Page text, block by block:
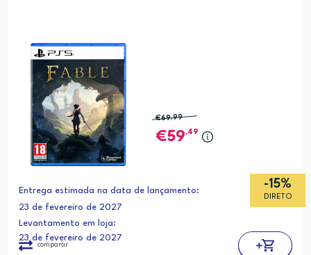
-15%
DIRETO
€69,99
59,49
Entrega estimada na data de lançamento:
23 de fevereiro de 2027
Levantamento em loja:
23 de fevereiro de 2027
comparar